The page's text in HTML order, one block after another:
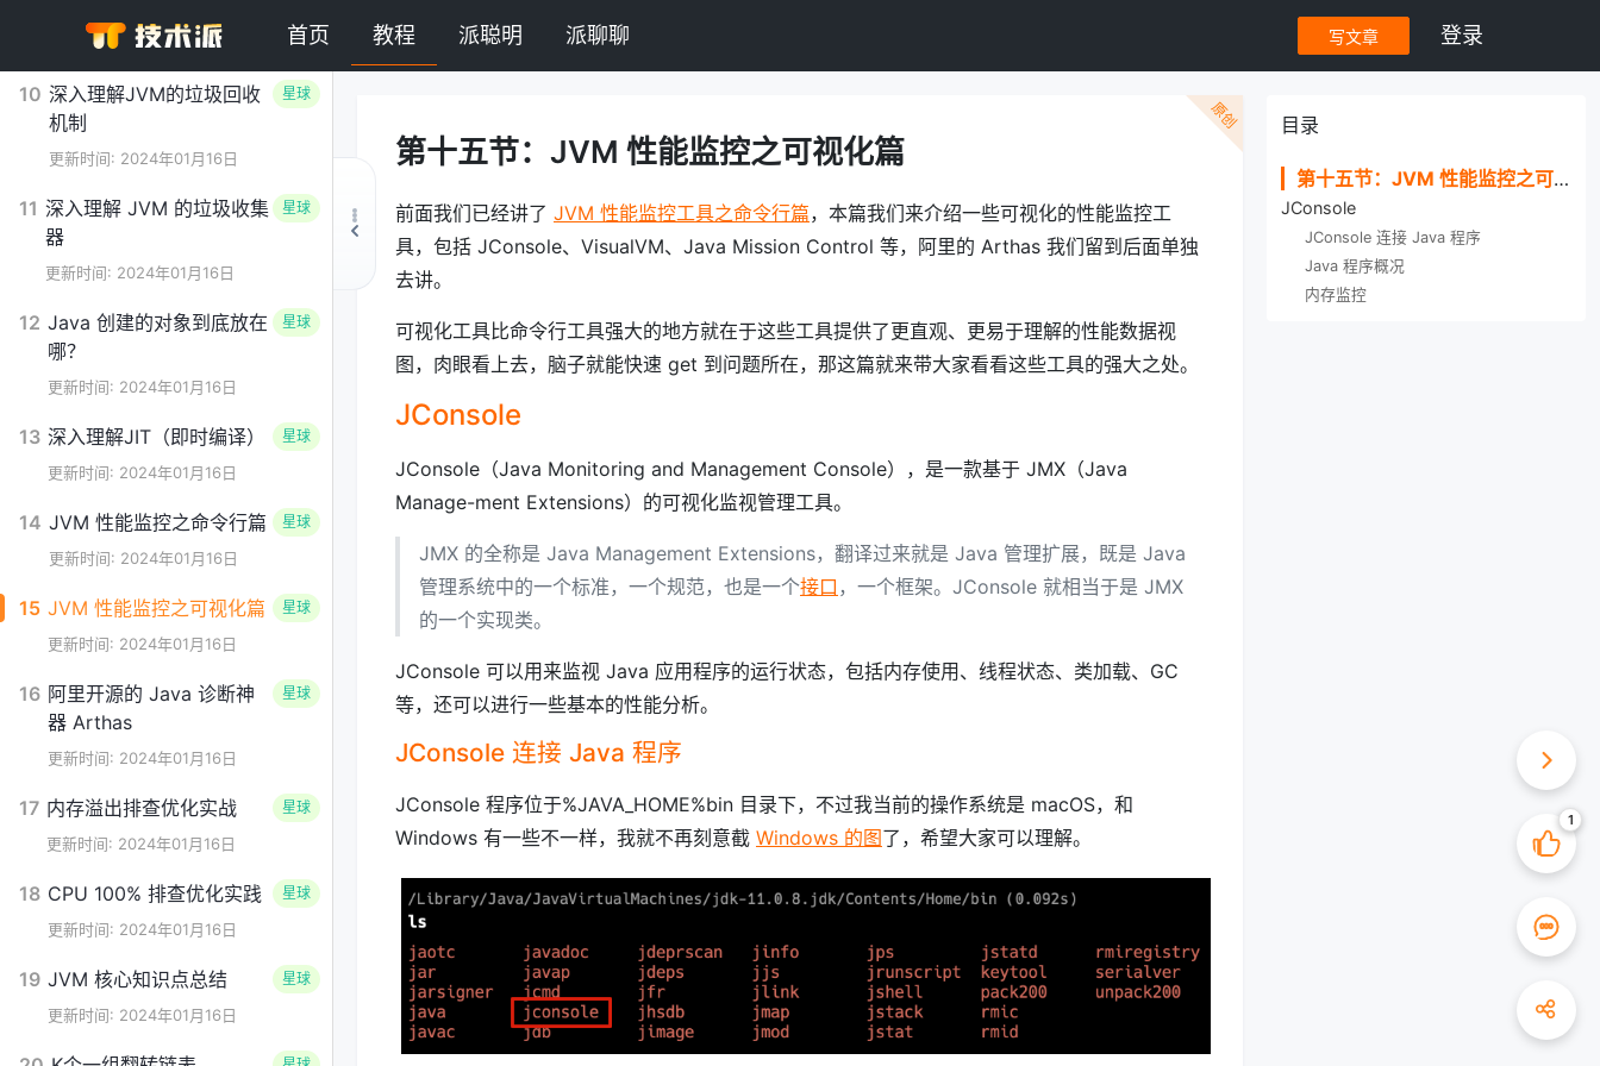
首页 教程 派聪明 派聊聊 写文章 登录
更新时间: 2024年01月16日
10 深入理解JVM的垃圾回收
机制
更新时间: 2024年01月16日
星球
11 深入理解 JVM 的垃圾收集
器
更新时间: 2024年01月16日
星球
12 Java 创建的对象到底放在
哪？
更新时间: 2024年01月16日
星球
13 深入理解JIT（即时编译）
更新时间: 2024年01月16日
星球
14 JVM 性能监控之命令行篇
更新时间: 2024年01月16日
星球
15 JVM 性能监控之可视化篇
更新时间: 2024年01月16日
星球
16 阿里开源的 Java 诊断神
器 Arthas
更新时间: 2024年01月16日
星球
17 内存溢出排查优化实战
更新时间: 2024年01月16日
星球
18 CPU 100% 排查优化实践
更新时间: 2024年01月16日
星球
19 JVM 核心知识点总结
更新时间: 2024年01月16日
星球
原创
第十五节：JVM 性能监控之可视化篇
前面我们已经讲了 JVM 性能监控工具之命令行篇，本篇我们来介绍一些可视化的性能监控工
具，包括 JConsole、VisualVM、Java Mission Control 等，阿里的 Arthas 我们留到后面单独
去讲。
可视化工具比命令行工具强大的地方就在于这些工具提供了更直观、更易于理解的性能数据视
图，肉眼看上去，脑子就能快速 get 到问题所在，那这篇就来带大家看看这些工具的强大之处。
JConsole
JConsole（Java Monitoring and Management Console），是一款基于 JMX（Java
Manage-ment Extensions）的可视化监视管理工具。
JMX 的全称是 Java Management Extensions，翻译过来就是 Java 管理扩展，既是 Java
管理系统中的一个标准，一个规范，也是一个接口 ，一个框架。JConsole 就相当于是 JMX
的一个实现类。
JConsole 可以用来监视 Java 应用程序的运行状态，包括内存使用、线程状态、类加载、GC
等，还可以进行一些基本的性能分析。
JConsole 连接 Java 程序
JConsole 程序位于%JAVA_HOME%bin 目录下，不过我当前的操作系统是 macOS，和
Windows 有一些不一样，我就不再刻意截 Windows 的图了，希望大家可以理解。
目录
第十五节：JVM 性能监控之可视化篇
JConsole
JConsole 连接 Java 程序
Java 程序概况
内存监控